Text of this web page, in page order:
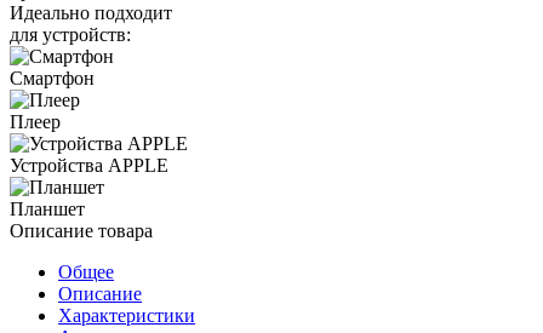
Идеально подходит
для устройств:
Смартфон
Плеер
Устройства APPLE
Планшет
Описание товара
Общее
Описание
Характеристики